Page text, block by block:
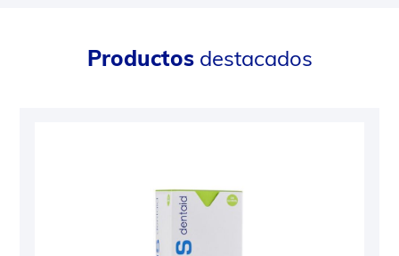
Productosdestacados